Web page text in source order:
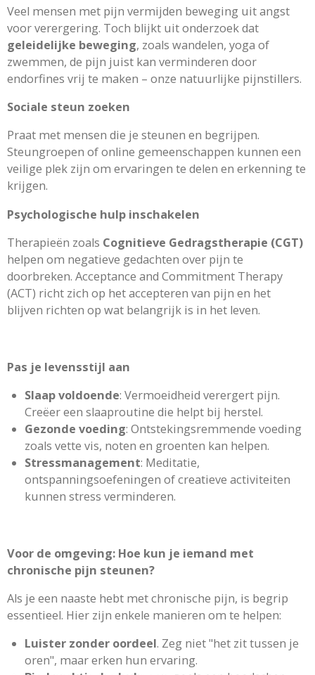
Veel mensen met pijn vermijden beweging uit angst
voor verergering. Toch blijkt uit onderzoek dat
geleidelijke beweging, zoals wandelen, yoga of
zwemmen, de pijn juist kan verminderen door
endorfines vrij te maken – onze natuurlijke pijnstillers.
Sociale steun zoeken
Praat met mensen die je steunen en begrijpen.
Steungroepen of online gemeenschappen kunnen een
veilige plek zijn om ervaringen te delen en erkenning te
krijgen.
Psychologische hulp inschakelen
Therapieën zoals Cognitieve Gedragstherapie (CGT)
helpen om negatieve gedachten over pijn te
doorbreken. Acceptance and Commitment Therapy
(ACT) richt zich op het accepteren van pijn en het
blijven richten op wat belangrijk is in het leven.
Pas je levensstijl aan
Slaap voldoende: Vermoeidheid verergert pijn.
Creëer een slaaproutine die helpt bij herstel.
Gezonde voeding: Ontstekingsremmende voeding
zoals vette vis, noten en groenten kan helpen.
Stressmanagement: Meditatie,
ontspanningsoefeningen of creatieve activiteiten
kunnen stress verminderen.
Voor de omgeving: Hoe kun je iemand met
chronische pijn steunen?
Als je een naaste hebt met chronische pijn, is begrip
essentieel. Hier zijn enkele manieren om te helpen:
Luister zonder oordeel. Zeg niet "het zit tussen je
oren", maar erken hun ervaring.